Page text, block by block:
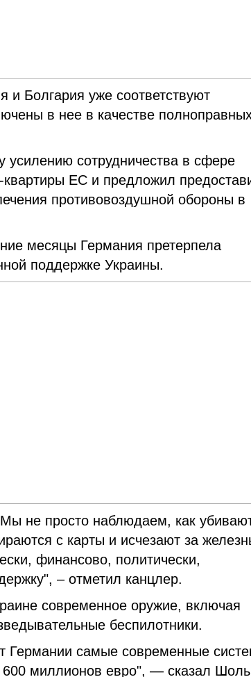
Болгария уже соответствуют
в нее в качестве
сотрудничества в сфере
ЕС и предложил
противовоздушной обороны в
месяцы Германия претерпела
поддержке Украины.
не просто наблюдаем, как
с карты и исчезают за
финансово, политически,
– отметил канцлер.
современное оружие, включая
беспилотники.
Германии самые современные
миллионов евро", — сказал